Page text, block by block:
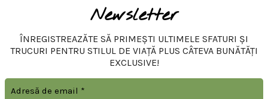
Newsletter
ÎNREGISTREAZĂTE SĂ PRIMEȘTI ULTIMELE SFATURI ȘI
TRUCURI PENTRU STILUL DE VIAȚĂ PLUS CÂTEVA BUNĂTĂȚI
EXCLUSIVE!